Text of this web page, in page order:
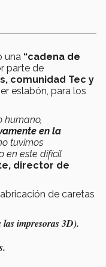
una “cadena de
parte de
comunidad Tec y
eslabón, para los
humano,
en la
tuvimos
en este difícil
director de
de caretas
impresoras 3D).